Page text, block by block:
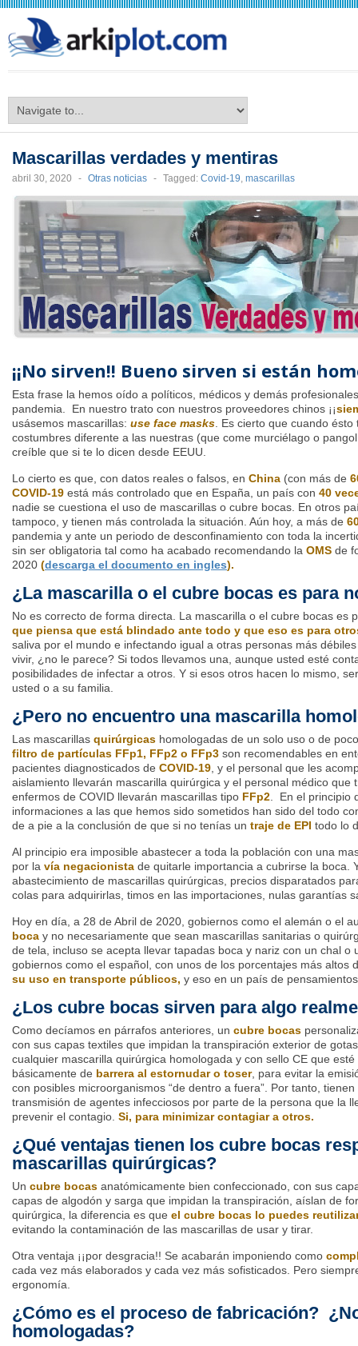
Mascarillas verdades y mentiras
abril 30, 2020 - Otras noticias - Tagged: Covid-19, mascarillas
¡¡No sirven!! Bueno sirven si están
Esta frase la hemos oído a políticos, médicos y demás
pandemia. En nuestro trato con nuestros proveedores chinos ¡¡
usásemos mascarillas: use face masks . Es cierto que cuando
costumbres diferente a las nuestras (que come murciélago o
creíble que si te lo dicen desde EEUU.
Lo cierto es que, con datos reales o falsos, en China (con más de
COVID-19 está más controlado que en España, un país con 40
nadie se cuestiona el uso de mascarillas o cubre bocas. En otros
tampoco, y tienen más controlada la situación. Aún hoy, a más de
pandemia y ante un periodo de desconfinamiento con toda la
sin ser obligatoria tal como ha acabado recomendando la OMS de
2020 (descarga el documento en ingles).
¿La mascarilla o el cubre bocas es para
No es correcto de forma directa. La mascarilla o el cubre bocas es
que piensa que está blindado ante todo y que eso es para
saliva por el mundo e infectando igual a otras personas más
vivir, ¿no le parece? Si todos llevamos una, aunque usted esté
posibilidades de infectar a otros. Y si esos otros hacen lo mismo,
usted o a su familia.
¿Pero no encuentro una mascarilla
Las mascarillas quirúrgicas homologadas de un solo uso o de
filtro de partículas FFp1, FFp2 o FFp3 son recomendables en
pacientes diagnosticados de COVID-19 , y el personal que les
aislamiento llevarán mascarilla quirúrgica y el personal médico que
enfermos de COVID llevarán mascarillas tipo FFp2 . En el principio
informaciones a las que hemos sido sometidos han sido del todo
de a pie a la conclusión de que si no tenías un traje de EPI todo lo
Al principio era imposible abastecer a toda la población con una
por la vía negacionista de quitarle importancia a cubrirse la boca.
abastecimiento de mascarillas quirúrgicas, precios disparatados
colas para adquirirlas, timos en las importaciones, nulas garantías
Hoy en día, a 28 de Abril de 2020, gobiernos como el alemán o el
boca y no necesariamente que sean mascarillas sanitarias o
de tela, incluso se acepta llevar tapadas boca y nariz con un chal o
gobiernos como el español, con unos de los porcentajes más altos
su uso en transporte públicos, y eso en un país de
¿Los cubre bocas sirven para algo
Como decíamos en párrafos anteriores, un cubre bocas
con sus capas textiles que impidan la transpiración exterior de
cualquier mascarilla quirúrgica homologada y con sello CE que
básicamente de barrera al estornudar o toser, para evitar la
con posibles microorganismos “de dentro a fuera”. Por tanto,
transmisión de agentes infecciosos por parte de la persona que la
prevenir el contagio. Si, para minimizar contagiar a otros.
¿Qué ventajas tienen los cubre bocas
mascarillas quirúrgicas?
Un cubre bocas anatómicamente bien confeccionado, con sus
capas de algodón y sarga que impidan la transpiración, aíslan de
quirúrgica, la diferencia es que el cubre bocas lo puedes
evitando la contaminación de las mascarillas de usar y tirar.
Otra ventaja ¡¡por desgracia!! Se acabarán imponiendo como
cada vez más elaborados y cada vez más sofisticados. Pero
ergonomía.
¿Cómo es el proceso de fabricación?
homologadas?